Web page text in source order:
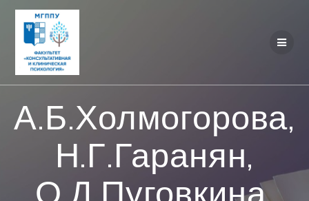
А.Б.Холмогорова,
Н.Г.Гаранян,
О.Д.Пуговкина.